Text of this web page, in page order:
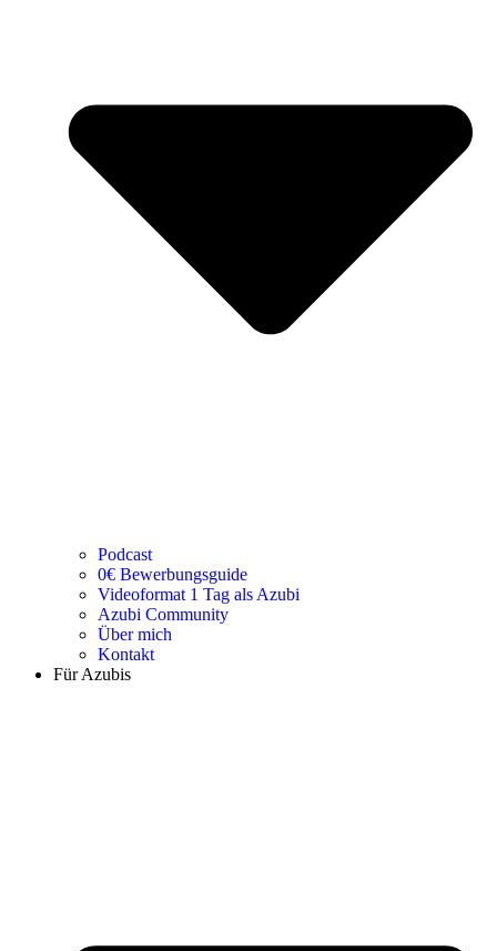
Podcast
0€ Bewerbungsguide
Videoformat 1 Tag als Azubi
Azubi Community
Über mich
Kontakt
Für Azubis